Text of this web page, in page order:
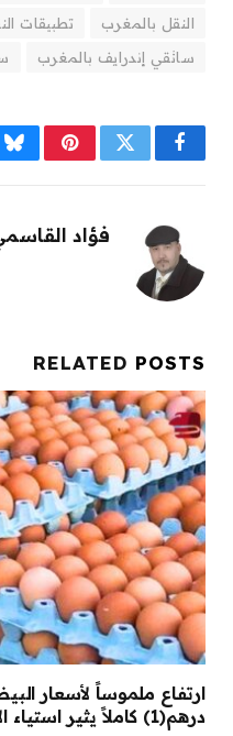
النقل بالمغرب
تطبيقات
سائقي إندرايف بالمغرب
Facebook
Twitter
Pinterest
فؤاد
RELATED POSTS
ارتفاع ملموساً لأسعار
درهم(1) كاملاً يثير استياء الأسر